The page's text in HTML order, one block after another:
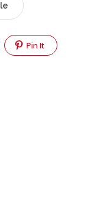
Pin It